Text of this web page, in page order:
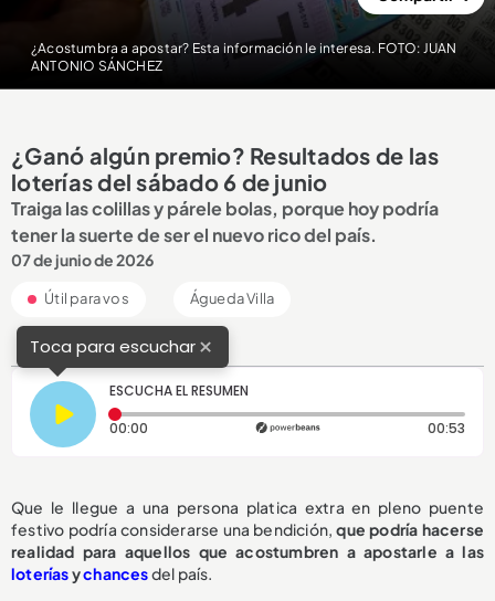
¿Acostumbra a apostar? Esta información le interesa. FOTO: JUAN
ANTONIO SÁNCHEZ
¿Ganó algún premio? Resultados de las
loterías del sábado 6 de junio
Traiga las colillas y párele bolas, porque hoy podría
tener la suerte de ser el nuevo rico del país.
07 de junio de 2026
Útil para vos Águeda Villa
Toca para escuchar×
ESCUCHA EL RESUMEN
00:00 Tiempo transcurrido: 0 segundos 00:53
Que le llegue a una persona platica extra en pleno puente
festivo podría considerarse una bendición, que podría hacerse
realidad para aquellos que acostumbren a apostarle a las
loteríasychancesdel país.